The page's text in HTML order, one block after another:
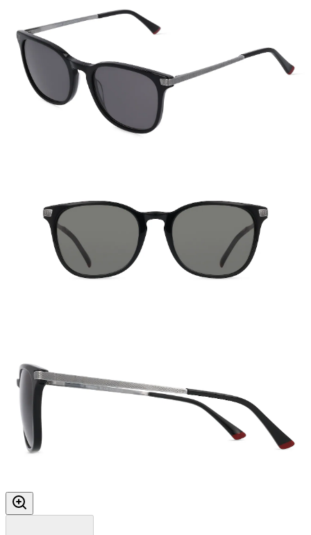
media